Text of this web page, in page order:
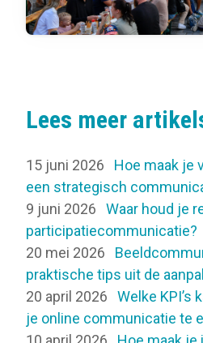
Lees meer
15 juni 2026
Hoe maak je
een strategisch
9 juni 2026
Waar houd je
participatiecommunicatie?
20 mei 2026
praktische tips uit de
20 april 2026
Welke KPI’s
je online communicatie te